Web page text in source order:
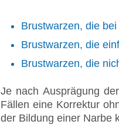
Brustwarzen, die
Brustwarzen, die
Brustwarzen, die
Je nach Ausprägung
Fällen eine Korrektur
der Bildung einer Narbe